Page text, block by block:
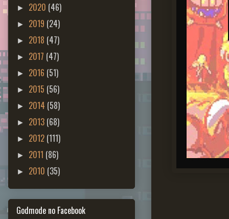
► 2020 (46)
► 2019 (24)
► 2018 (47)
► 2017 (47)
► 2016 (51)
► 2015 (56)
► 2014 (58)
► 2013 (68)
► 2012 (111)
► 2011 (86)
► 2010 (35)
Godmode no Facebook